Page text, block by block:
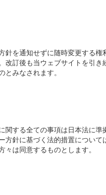
針を通知せずに随時変更する
改訂後も当ウェブサイトを引
とみなされます。
関する全ての事項は日本法に
方針に基づく法的措置について
は同意するものとします。